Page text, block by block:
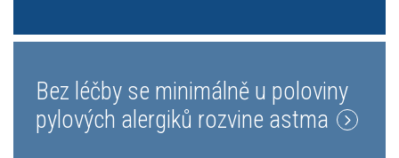
Bez léčby se minimálně u poloviny
pylových alergiků rozvine astma